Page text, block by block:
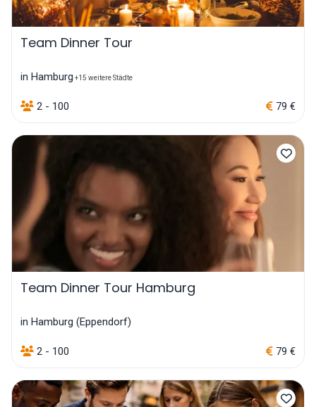
Team Dinner Tour
in Hamburg +15 weitere Städte
2 - 100 79 €
Team Dinner Tour Hamburg
in Hamburg (Eppendorf)
2 - 100 79 €